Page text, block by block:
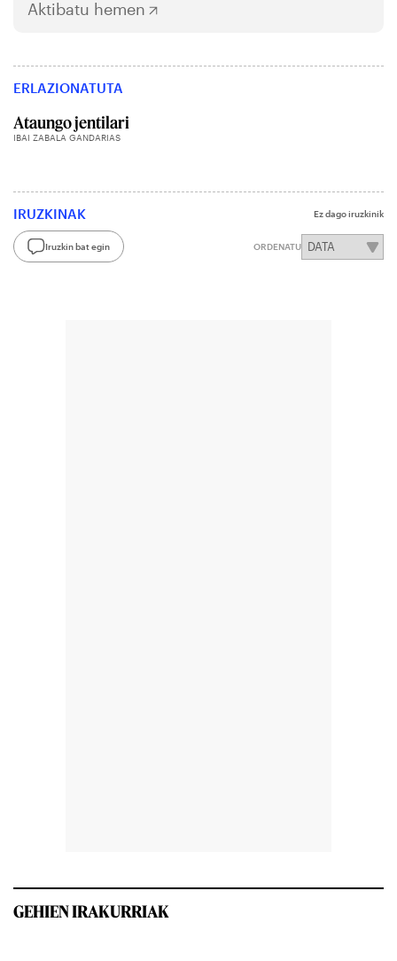
Aktibatu hemen
ERLAZIONATUTA
Ataungo jentilari
IBAI ZABALA GANDARIAS
IRUZKINAK Ez dago iruzkinik
Iruzkin bat egin ORDENATU
GEHIEN IRAKURRIAK